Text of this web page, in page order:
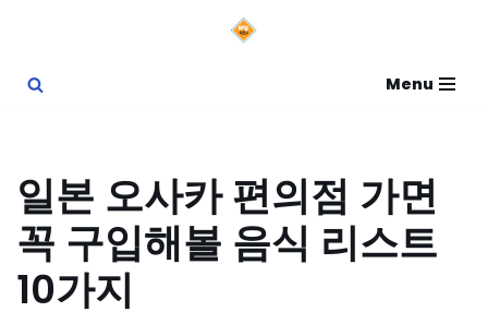
텐
건
너
뛰
기
Menu
일본 오사카 편의점 가면
꼭 구입해볼 음식 리스트
10가지